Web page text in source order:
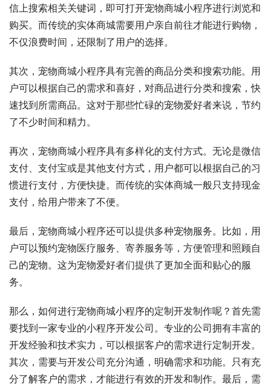
信上搜索相关关键词，即可打开宠物商城小程序进行浏览和
购买。而传统的实体商城需要用户亲自前往才能进行购物，
不仅浪费时间，还限制了用户的选择。
其次，宠物商城小程序具有完善的商品分类和搜索功能。用
户可以根据自己的需求和喜好，对商品进行分类和搜索，快
速找到所需商品。这对于那些忙碌的宠物爱好者来说，节约
了不少时间和精力。
再次，宠物商城小程序具有多样化的支付方式。无论是微信
支付、支付宝或是其他支付方式，用户都可以根据自己的习
惯进行支付，方便快捷。而传统的实体商城一般只支持现金
支付，给用户带来了不便。
最后，宠物商城小程序还可以提供多种宠物服务。比如，用
户可以预约宠物医疗服务、寄养服务等，方便管理和照顾自
己的宠物。这为宠物爱好者们提供了更加全面和贴心的服
务。
那么，如何进行宠物商城小程序的定制开发制作呢？首先需
要找到一家专业的小程序开发公司。专业的公司拥有丰富的
开发经验和技术实力，可以根据客户的需求进行定制开发。
其次，需要与开发公司充分沟通，明确需求和功能。只有充
分了解客户的需求，才能进行有效的开发和制作。最后，需